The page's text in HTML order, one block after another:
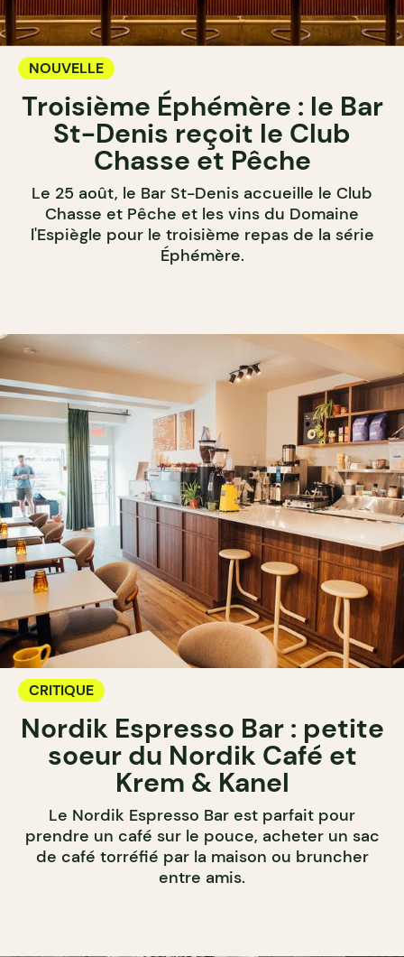
NOUVELLE
Troisième Éphémère : le Bar
St-Denis reçoit le Club
Chasse et Pêche
Le 25 août, le Bar St-Denis accueille le Club
Chasse et Pêche et les vins du Domaine
l'Espiègle pour le troisième repas de la série
Éphémère.
CRITIQUE
Nordik Espresso Bar : petite
soeur du Nordik Café et
Krem & Kanel
Le Nordik Espresso Bar est parfait pour
prendre un café sur le pouce, acheter un sac
de café torréfié par la maison ou bruncher
entre amis.